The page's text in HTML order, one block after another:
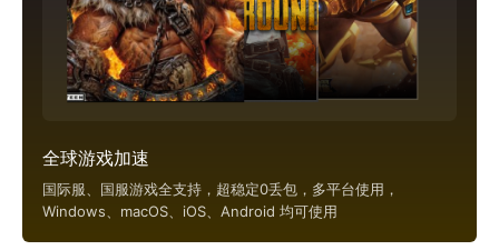
全球游戏加速
国际服、国服游戏全支持，超稳定0丢包，多平台使用，
Windows、macOS、iOS、Android 均可使用